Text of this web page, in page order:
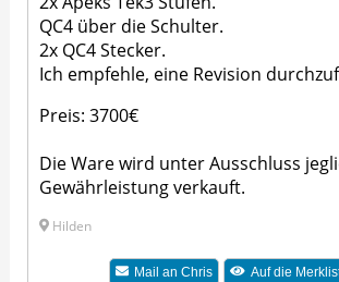
QC4 über die Schulter.
2x QC4 Stecker.
Ich empfehle, eine Revision
Preis: 3700€
Die Ware wird unter Ausschluss
Gewährleistung verkauft.
Hilden
Mail an Chris Auf die